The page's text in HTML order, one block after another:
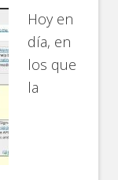
Hoy en
día, en
los que
la